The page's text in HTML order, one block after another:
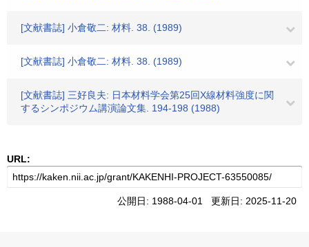
[文献書誌] 小倉敬二: 材料. 38. (1989)
[文献書誌] 小倉敬二: 材料. 38. (1989)
[文献書誌] 三好良夫: 日本材料学会第25回X線材料強度に関
するシンポジウム講演論文集. 194-198 (1988)
URL:
公開日: 1988-04-01 更新日: 2025-11-20